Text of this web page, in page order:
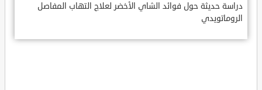
دراسة حديثة حول فوائد الشاي الأخضر لعلاج التهاب المفاصل
الروماتويدي